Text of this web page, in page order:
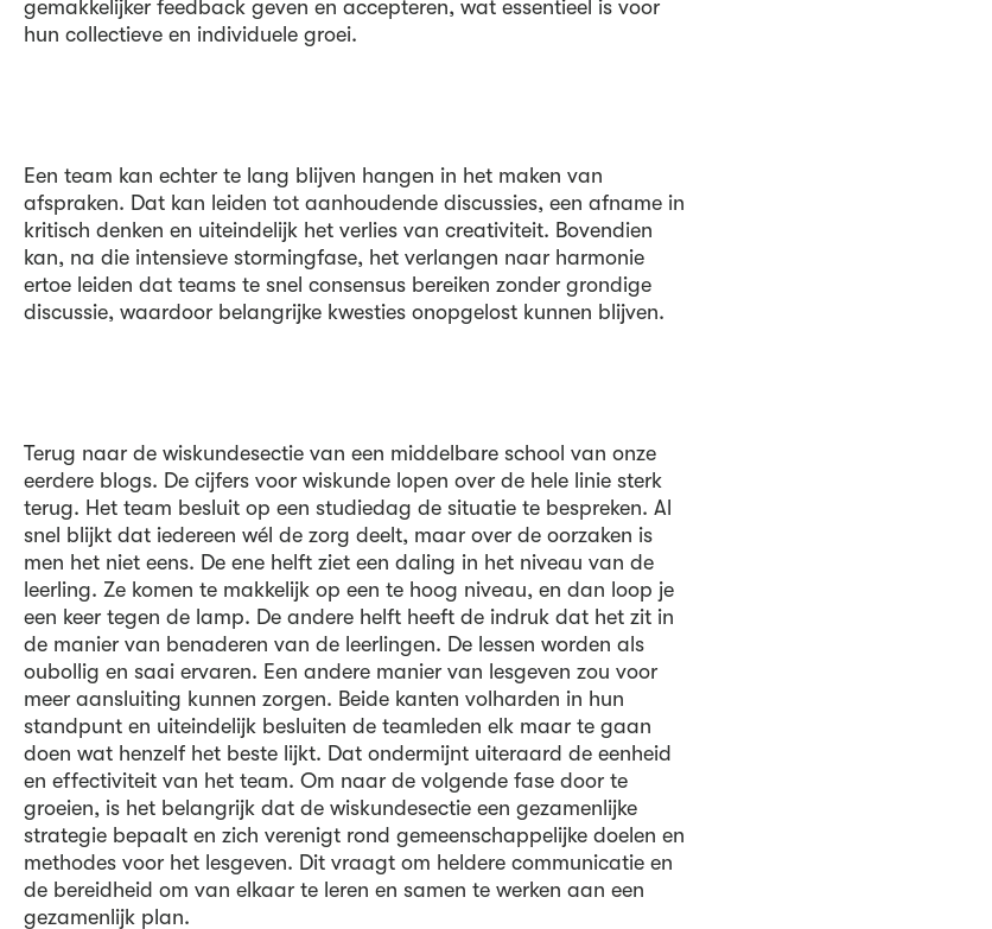
gemakkelijker feedback geven en accepteren, wat essentieel is voor
hun collectieve en individuele groei.
Een team kan echter te lang blijven hangen in het maken van
afspraken. Dat kan leiden tot aanhoudende discussies, een afname in
kritisch denken en uiteindelijk het verlies van creativiteit. Bovendien
kan, na die intensieve stormingfase, het verlangen naar harmonie
ertoe leiden dat teams te snel consensus bereiken zonder grondige
discussie, waardoor belangrijke kwesties onopgelost kunnen blijven.
Terug naar de wiskundesectie van een middelbare school van onze
eerdere blogs. De cijfers voor wiskunde lopen over de hele linie sterk
terug. Het team besluit op een studiedag de situatie te bespreken. Al
snel blijkt dat iedereen wél de zorg deelt, maar over de oorzaken is
men het niet eens. De ene helft ziet een daling in het niveau van de
leerling. Ze komen te makkelijk op een te hoog niveau, en dan loop je
een keer tegen de lamp. De andere helft heeft de indruk dat het zit in
de manier van benaderen van de leerlingen. De lessen worden als
oubollig en saai ervaren. Een andere manier van lesgeven zou voor
meer aansluiting kunnen zorgen. Beide kanten volharden in hun
standpunt en uiteindelijk besluiten de teamleden elk maar te gaan
doen wat henzelf het beste lijkt. Dat ondermijnt uiteraard de eenheid
en effectiviteit van het team. Om naar de volgende fase door te
groeien, is het belangrijk dat de wiskundesectie een gezamenlijke
strategie bepaalt en zich verenigt rond gemeenschappelijke doelen en
methodes voor het lesgeven. Dit vraagt om heldere communicatie en
de bereidheid om van elkaar te leren en samen te werken aan een
gezamenlijk plan.